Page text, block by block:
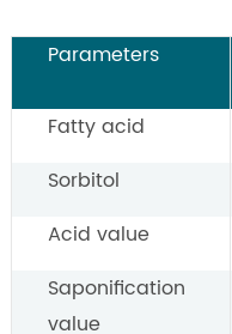
Parameters
Fatty acid
Sorbitol
Acid value
Saponification
value